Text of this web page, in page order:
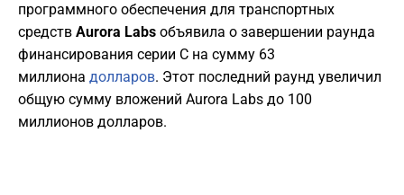
программного обеспечения для транспортных
средств Aurora Labs объявила о завершении раунда
финансирования серии C на сумму 63
миллиона долларов. Этот последний раунд увеличил
общую сумму вложений Aurora Labs до 100
миллионов долларов.